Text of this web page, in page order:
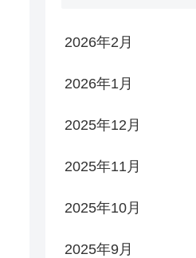
2026年2月
2026年1月
2025年12月
2025年11月
2025年10月
2025年9月